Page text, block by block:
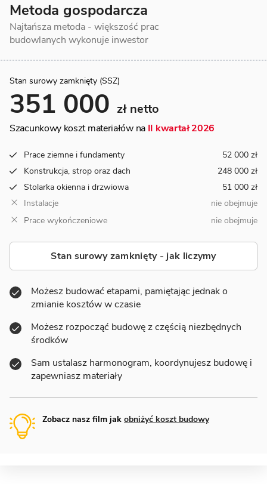
Metoda gospodarcza
Najtańsza metoda - większość prac
budowlanych wykonuje inwestor
Stan surowy zamknięty (SSZ)
351 000 zł netto
Szacunkowy koszt materiałów na II kwartał 2026
Prace ziemne i fundamenty
52 000 zł
Konstrukcja, strop oraz dach
248 000 zł
Stolarka okienna i drzwiowa
51 000 zł
Instalacje
nie obejmuje
Prace wykończeniowe
nie obejmuje
Stan surowy zamknięty - jak liczymy
Możesz budować etapami, pamiętając jednak o
zmianie kosztów w czasie
Możesz rozpocząć budowę z częścią niezbędnych
środków
Sam ustalasz harmonogram, koordynujesz budowę i
zapewniasz materiały
Zobacz nasz film jak obniżyć koszt budowy